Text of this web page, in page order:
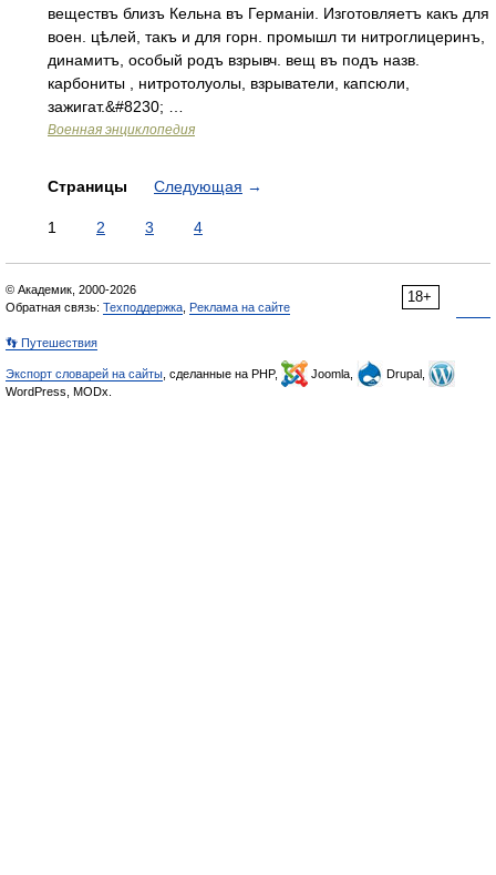
веществъ близъ Кельна въ Германіи. Изготовляетъ какъ для
воен. цѣлей, такъ и для горн. промышл ти нитроглицеринъ,
динамитъ, особый родъ взрывч. вещ въ подъ назв.
карбониты , нитротолуолы, взрыватели, капсюли,
зажигат.&#8230; …
Военная энциклопедия
Страницы Следующая →
1 2 3 4
18+
© Академик, 2000-2026
Обратная связь: Техподдержка Реклама на сайте
👣 Путешествия
Экспорт словарей на сайты , сделанные на PHP, Joomla,
Drupal,
WordPress, MODx.